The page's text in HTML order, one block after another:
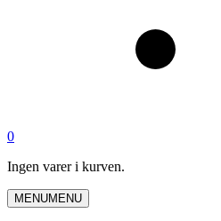
0
Ingen varer i kurven.
MENUMENU